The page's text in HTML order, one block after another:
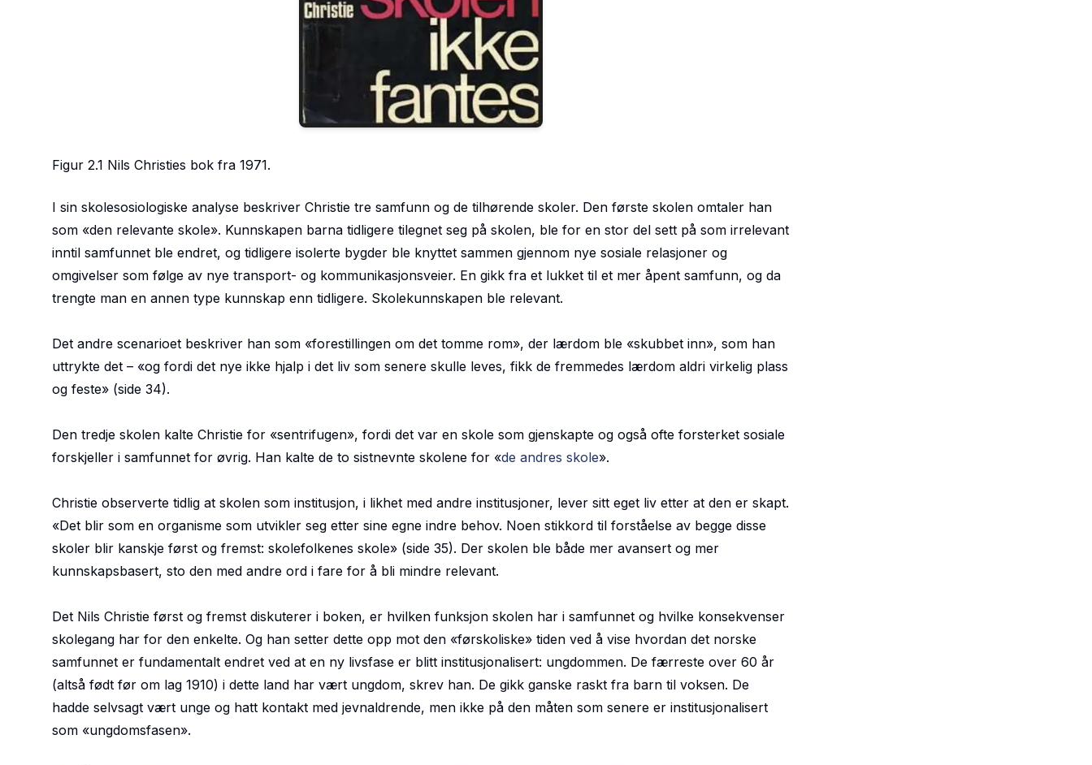
Figur 2.1 Nils Christies bok fra 1971.
I sin skolesosiologiske analyse beskriver Christie tre samfunn og de tilhørende skoler. Den første skolen omtaler han
som «den relevante skole». Kunnskapen barna tidligere tilegnet seg på skolen, ble for en stor del sett på som irrelevant
inntil samfunnet ble endret, og tidligere isolerte bygder ble knyttet sammen gjennom nye sosiale relasjoner og
omgivelser som følge av nye transport- og kommunikasjonsveier. En gikk fra et lukket til et mer åpent samfunn, og da
trengte man en annen type kunnskap enn tidligere. Skolekunnskapen ble relevant.
Det andre scenarioet beskriver han som «forestillingen om det tomme rom», der lærdom ble «skubbet inn», som han
uttrykte det – «og fordi det nye ikke hjalp i det liv som senere skulle leves, fikk de fremmedes lærdom aldri virkelig plass
og feste» (side 34).
Den tredje skolen kalte Christie for «sentrifugen», fordi det var en skole som gjenskapte og også ofte forsterket sosiale
forskjeller i samfunnet for øvrig. Han kalte de to sistnevnte skolene for «de andres skole».
Christie observerte tidlig at skolen som institusjon, i likhet med andre institusjoner, lever sitt eget liv etter at den er skapt.
«Det blir som en organisme som utvikler seg etter sine egne indre behov. Noen stikkord til forståelse av begge disse
skoler blir kanskje først og fremst: skolefolkenes skole» (side 35). Der skolen ble både mer avansert og mer
kunnskapsbasert, sto den med andre ord i fare for å bli mindre relevant.
Det Nils Christie først og fremst diskuterer i boken, er hvilken funksjon skolen har i samfunnet og hvilke konsekvenser
skolegang har for den enkelte. Og han setter dette opp mot den «førskoliske» tiden ved å vise hvordan det norske
samfunnet er fundamentalt endret ved at en ny livsfase er blitt institusjonalisert: ungdommen. De færreste over 60 år
(altså født før om lag 1910) i dette land har vært ungdom, skrev han. De gikk ganske raskt fra barn til voksen. De
hadde selvsagt vært unge og hatt kontakt med jevnaldrende, men ikke på den måten som senere er institusjonalisert
som «ungdomsfasen».